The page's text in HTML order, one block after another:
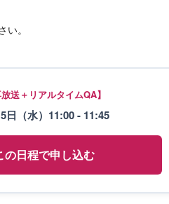
。
放送＋リアルタイムQA】
日（水）11:00 - 11:45
の日程で申し込む